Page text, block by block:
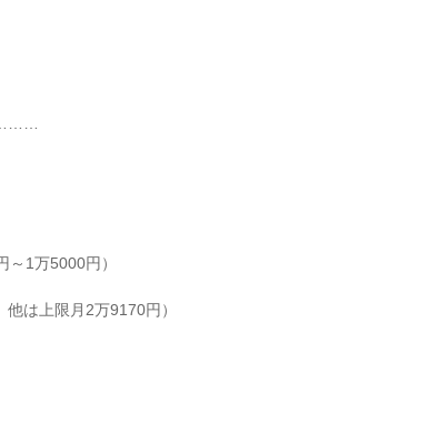
～1万5000円）
は上限月2万9170円）